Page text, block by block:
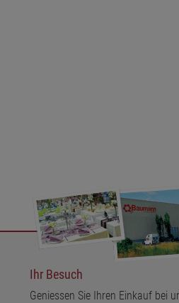
Ihr Besuch
Geniessen Sie Ihren Einkauf bei